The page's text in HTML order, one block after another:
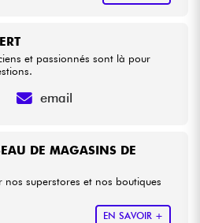
DE MAGASINS DE
nos superstores et nos boutiques
EN SAVOIR +
et passionnés sont là pour
email